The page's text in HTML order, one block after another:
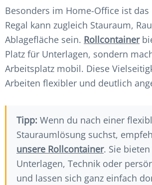
Besonders im Home-Office ist das
Regal kann zugleich Stauraum,
Ablagefläche sein. Rollcontainer
Platz für Unterlagen, sondern
Arbeitsplatz mobil. Diese
Arbeiten flexibler und deutlich
Tipp: Wenn du nach einer
Stauraumlösung suchst,
unsere Rollcontainer. Sie
Unterlagen, Technik oder
und lassen sich ganz einfach